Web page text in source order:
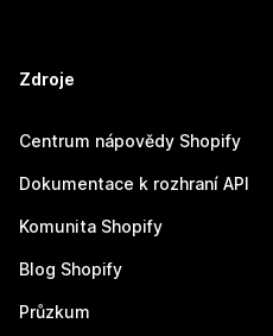
Zdroje
Centrum nápovědy Shopify
Dokumentace k rozhraní API
Komunita Shopify
Blog Shopify
Průzkum